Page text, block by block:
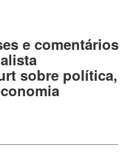
e comentários
sobre política,